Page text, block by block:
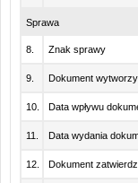
Sprawa
8. Znak sprawy
9. Dokument
10. Data wpływu
11. Data wydania
12. Dokument